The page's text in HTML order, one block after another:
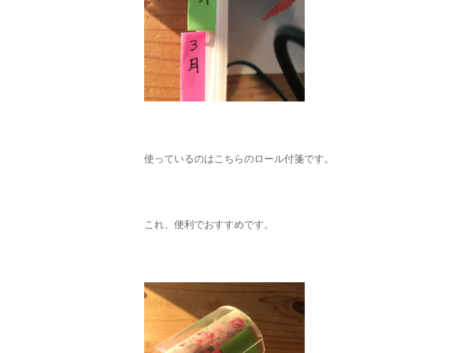
使っているのはこちらのロール付箋です。
これ、便利でおすすめです。